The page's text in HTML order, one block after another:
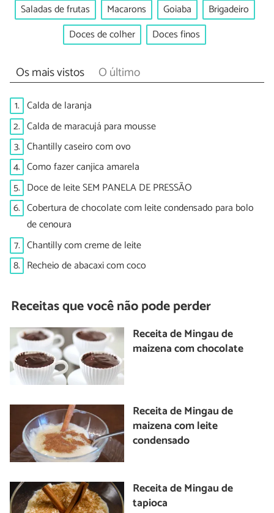
Saladas de frutas Macarons Goiaba
Brigadeiro
Doces de colher
Doces finos
Os mais vistos O último
1. Calda de laranja
2. Calda de maracujá para mousse
3. Chantilly caseiro com ovo
4. Como fazer canjica amarela
5. Doce de leite SEM PANELA DE PRESSÃO
6. Cobertura de chocolate com leite condensado para bolo
de cenoura
7. Chantilly com creme de leite
8. Recheio de abacaxi com coco
Receitas que você não pode perder
Receita de Mingau de
maizena com chocolate
Receita de Mingau de
maizena com leite
condensado
Receita de Mingau de
tapioca